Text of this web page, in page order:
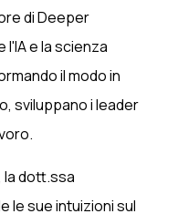
di Deeper
l'IA e la scienza
il modo in
sviluppano i leader
la dott.ssa
le sue intuizioni sul